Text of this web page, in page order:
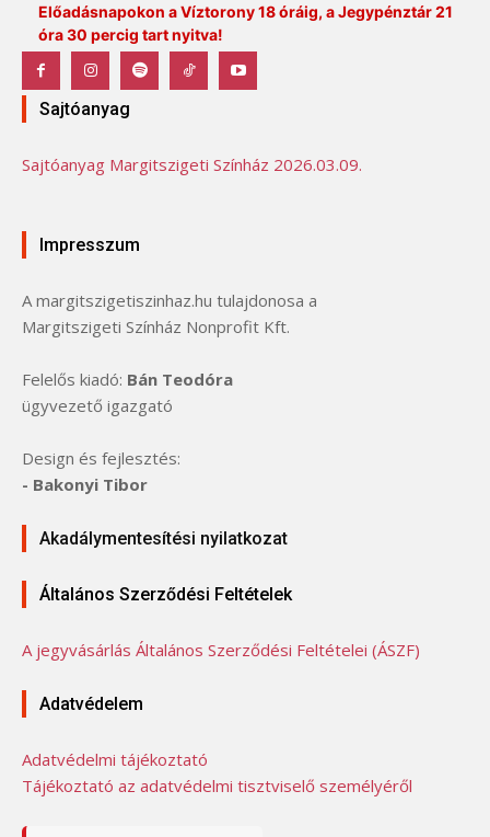
Előadásnapokon a Víztorony 18 óráig, a Jegypénztár 21
óra 30 percig tart nyitva!
Sajtóanyag
Sajtóanyag Margitszigeti Színház 2026.03.09.
Impresszum
A margitszigetiszinhaz.hu tulajdonosa a
Margitszigeti Színház Nonprofit Kft.
Felelős kiadó: Bán Teodóra
ügyvezető igazgató
Design és fejlesztés:
- Bakonyi Tibor
Akadálymentesítési nyilatkozat
Általános Szerződési Feltételek
A jegyvásárlás Általános Szerződési Feltételei (ÁSZF)
Adatvédelem
Adatvédelmi tájékoztató
Tájékoztató az adatvédelmi tisztviselő személyéről